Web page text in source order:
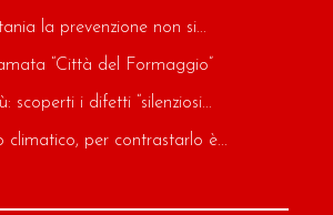
la prevenzione non si...
“Città del Formaggio”
scoperti i difetti “silenziosi...
climatico, per contrastarlo è...